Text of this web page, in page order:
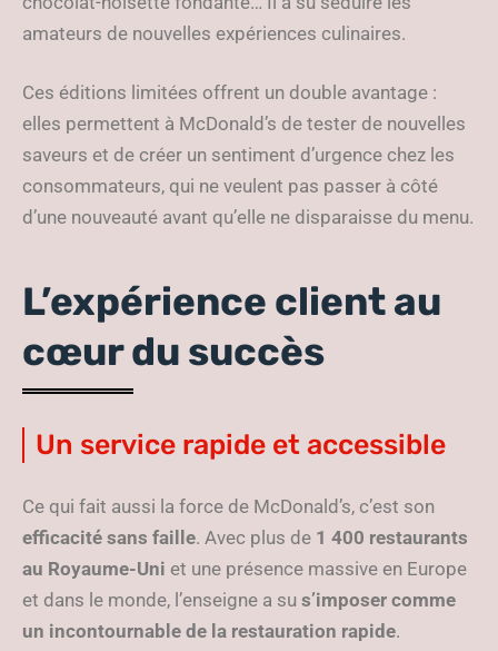
amateurs de nouvelles expériences culinaires.
Ces éditions limitées offrent un double avantage :
elles permettent à McDonald’s de tester de nouvelles
saveurs et de créer un sentiment d’urgence chez les
consommateurs, qui ne veulent pas passer à côté
d’une nouveauté avant qu’elle ne disparaisse du menu.
L’expérience client au
cœur du succès
Un service rapide et accessible
Ce qui fait aussi la force de McDonald’s, c’est son
efficacité sans faille. Avec plus de 1 400 restaurants
au Royaume-Uni et une présence massive en Europe
et dans le monde, l’enseigne a su s’imposer comme
un incontournable de la restauration rapide.